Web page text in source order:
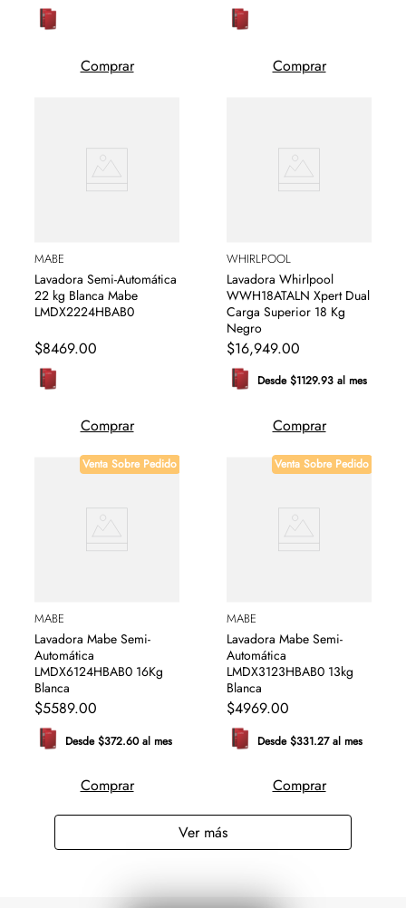
Comprar Comprar
MABE
Lavadora Semi-Automática
22 kg Blanca Mabe
LMDX2224HBAB0
$8469.00
Comprar
WHIRLPOOL
Lavadora Whirlpool
WWH18ATALN Xpert Dual
Carga Superior 18 Kg
Negro
$16,949.00
Desde $1129.93 al mes
Comprar
Venta Sobre Pedido
MABE
Lavadora Mabe Semi-
Automática
LMDX6124HBAB0 16Kg
Blanca
$5589.00
Desde $372.60 al mes
Comprar
Venta Sobre Pedido
MABE
Lavadora Mabe Semi-
Automática
LMDX3123HBAB0 13kg
Blanca
$4969.00
Desde $331.27 al mes
Comprar